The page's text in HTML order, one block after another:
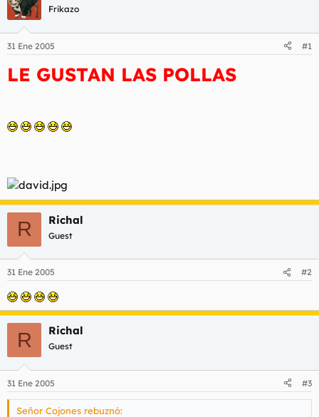
d
o
d
a
i
i
Frikazo
31 Ene 2005 #1
LE GUSTAN LAS POLLAS
R Richal
Guest
31 Ene 2005 #2
R Richal
Guest
31 Ene 2005 #3
Señor Cojones rebuznó: